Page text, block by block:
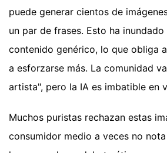
puede generar cientos de
un par de frases. Esto ha
contenido genérico, lo que obliga
a esforzarse más. La comunidad
artista", pero la IA es imbatible en
Muchos puristas rechazan estas
consumidor medio a veces no